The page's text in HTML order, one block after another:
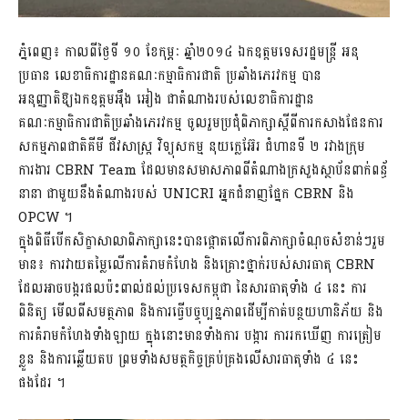
ភ្នំពេញ៖ កាលពីថ្ងៃទី ១០ ខែកុម្ភៈ ឆ្នាំ២០១៤ ឯកឧត្តមទេសរដ្ឋមន្រ្តី អនុ
ប្រធាន លេខាធិការដ្ឋានគណៈកម្មាធិការជាតិ ប្រឆាំងភេរវកម្ម បាន
អនុញ្ញាតិឱ្យឯកឧត្តមអ៉ឹង អៀង ជាតំណាងរបស់លេខាធិការដ្ឋាន
គណៈកម្មាធិការជាតិប្រឆាំងភេរវកម្ម ចូលរួមប្រជុំពិភាក្សាស្តីពីការកសាងផែនការ
សកម្មភាពជាតិគីមី ជីវសាស្រ្ត វិទ្យុសកម្ម នុយក្លេអ៊ែរ ជំហានទី ២ រវាងក្រុម
ការងារ CBRN Team ដែលមានសមាសភាពពីតំណាងក្រសួងស្ថាប័នពាក់ពន្ធ័
នានា ជាមួយនឹងតំណាងរបស់ UNICRI អ្នកជំនាញផ្នែក CBRN និង
OPCW ។
ក្នុងពិធីបើកសិក្ខាសាលាពិភាក្សានេះបានផ្តោតលើការពិភាក្សាចំណុចសំខាន់ៗរួម
មាន៖ ការវាយតម្លៃលើការគំរាមកំហែង និងគ្រោះថ្នាក់របស់សារធាតុ CBRN
ដែលអាចបង្ករផលប៉ះពាល់ដល់ប្រទេសកម្ពុជា នៃសារធាតុទាំង ៤ នេះ ការ
ពិនិត្យ មើលពីសមត្ថភាព និងការធ្វើបច្ចុប្បន្នភាពដើម្បីកាត់បន្ថយហានិភ័យ និង
ការគំរាមកំហែងទាំងឡាយ ក្នុងនោះមានទាំងការ បង្ការ ការរកឃើញ ការត្រៀម
ខ្លួន និងការឆ្លើយតប ព្រមទាំងសមត្ថកិច្ចគ្រប់គ្រងលើសារធាតុទាំង ៤ នេះ
ផងដែរ ។